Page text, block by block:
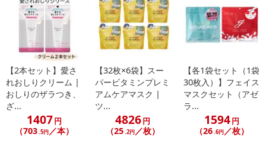
【2本セット】愛さ
れおしりクリーム |
おしりのザラつき、
ざ...
1407円
（703.5円／本）
【32枚×6袋】スー
パービタミンプレミ
アムケアマスク |
ツ...
4826円
（25.2円／枚）
【各1袋セット（1袋
30枚入）】フェイス
マスクセット（アゼ
ラ...
1594円
（26.6円／枚）